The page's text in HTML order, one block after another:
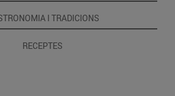
I TRADICIONS
RECEPTES